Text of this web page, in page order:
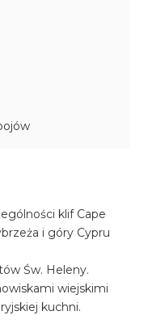
klif Cape
i góry Cypru
Św. Heleny.
wiejskimi
kuchni.